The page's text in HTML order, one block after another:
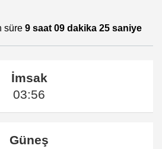
süre 9 saat 09 dakika 25 saniye
İmsak
03:56
Güneş